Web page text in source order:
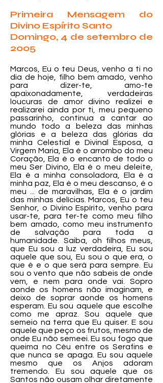
Primeira Mensagem do
Divino Espírito Santo
Domingo, 4 de setembro de
2005
Marcos, Eu o teu Deus, venho a ti no
dia de hoje, filho bem amado, venho
para dizer-te, amo-te
apaixonadamente, verdadeiras
loucuras de amor divino realizei e
realizarei ainda por ti, meu pequeno
passarinho, continua a cantar ao
mundo todo a beleza das minhas
glórias e a beleza das glórias da
minha Celestial e Divinal Esposa, a
Virgem Maria, Ela é o arrombo do meu
Coração, Ela é o encanto de todo o
meu Ser Divino, Ela é o meu deleite,
Ela é a minha consoladora, Ela é a
minha paz, Ela é o meu descanso, é o
meu ... de maravilhas, Ela é o jardim
das minhas delícias. Marcos, Eu o teu
Senhor, o Divino Espírito, venho para
usar-te, para ter-te como meu filho
bem amado, como meu instrumento
de salvação para toda a
humanidade. Saiba, oh filhos meus,
que Eu sou a luz verdadeira, Eu sou
aquele que sou, Eu sou o que era, o
que é e o que será para sempre. Eu
sou o vento que não sabeis de onde
vem, e nem para onde vai. Sopro
aonde os homens não imaginam, e
deixo de soprar aonde os homens
esperam. Eu sou aquele que escolhe
como me apraz. Sou aquele que
semeio na terra que Eu quiser. E sou
aquele que peço os frutos, mesmo de
onde Eu não semeei. Eu sou fogo que
queima no Céu entre os Serafins e
que nunca se apaga. Eu sou aquele
mesmo que os Anjos adoram
tremendo. Eu sou aquele que os
Santos não ousam olhar diretamente